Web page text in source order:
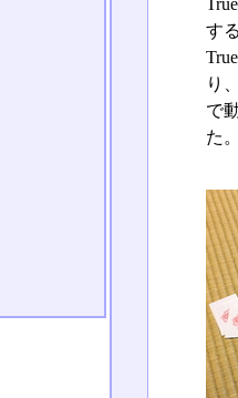
す
り
で
た。